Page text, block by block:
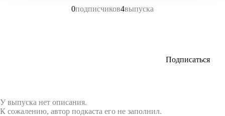
0подписчиков4выпуска
Подписаться
У выпуска нет описания.
К сожалению, автор подкаста его не заполнил.